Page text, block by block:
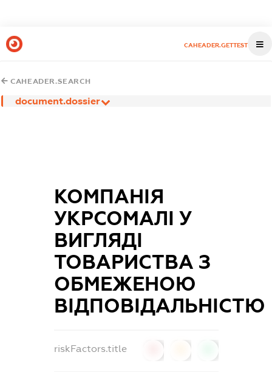
CAHEADER.GETTEST
CAHEADER.SEARCH
document.dossier
КОМПАНІЯ
УКРСОМАЛІ У
ВИГЛЯДІ
ТОВАРИСТВА З
ОБМЕЖЕНОЮ
ВІДПОВІДАЛЬНІСТЮ
riskFactors.title